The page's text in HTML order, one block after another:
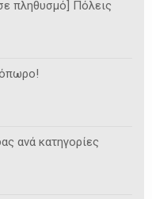
πληθυσμό] Πόλεις
ανά κατηγορίες